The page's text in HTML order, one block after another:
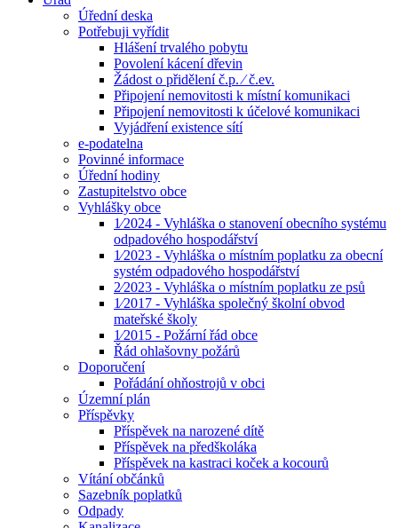
Úřední deska
Potřebuji vyřídit
Hlášení trvalého pobytu
Povolení kácení dřevin
Žádost o přidělení č.p. ⁄ č.ev.
Připojení nemovitosti k místní komunikaci
Připojení nemovitosti k účelové komunikaci
Vyjádření existence sítí
e-podatelna
Povinné informace
Úřední hodiny
Zastupitelstvo obce
Vyhlášky obce
1⁄2024 - Vyhláška o stanovení obecního systému
odpadového hospodářství
1⁄2023 - Vyhláška o místním poplatku za obecní
systém odpadového hospodářství
2⁄2023 - Vyhláška o místním poplatku ze psů
1⁄2017 - Vyhláška společný školní obvod
mateřské školy
1⁄2015 - Požární řád obce
Řád ohlašovny požárů
Doporučení
Pořádání ohňostrojů v obci
Územní plán
Příspěvky
Příspěvek na narozené dítě
Příspěvek na předškoláka
Příspěvek na kastraci koček a kocourů
Vítání občánků
Sazebník poplatků
Odpady